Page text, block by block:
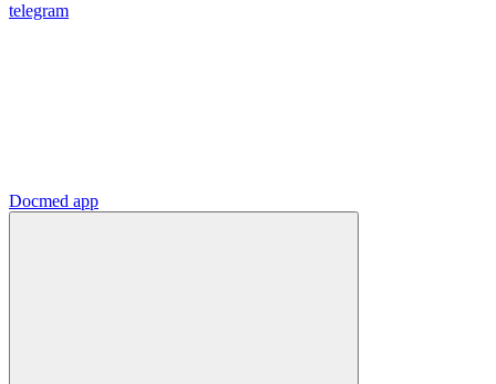
telegram
Docmed app